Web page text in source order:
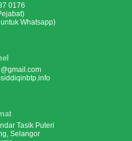
0176
Whatsapp)
Tasik Puteri
Selangor